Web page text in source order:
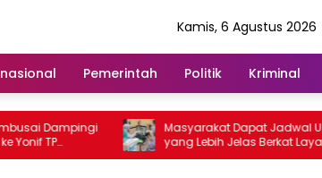
Kamis, 6 Agustus 2026
Pemerintah Politik Kriminal
Masyarakat Dapat Jadwal Ukur Tanah
yang Lebih Jelas Berkat Layanan
Pengukuran Terjadwal